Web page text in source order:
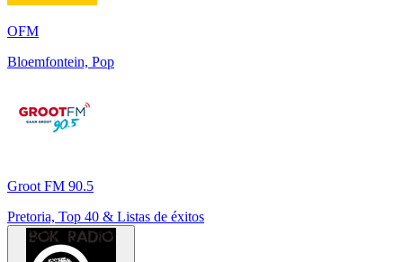
OFM
Bloemfontein, Pop
Groot FM 90.5
Pretoria, Top 40 & Listas de éxitos